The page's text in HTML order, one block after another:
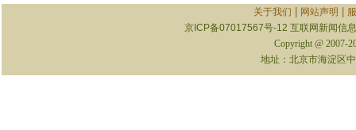
关于我们 网站声明
京ICP备07017567号-12 互联网新闻信
Copyright @ 2007-
地址：北京市海淀区